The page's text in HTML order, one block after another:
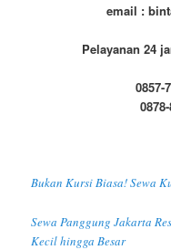
email :
Pelayanan 24
0857-
Bukan Kursi Biasa! Sewa
Sewa Panggung Jakarta
Kecil hingga Besar